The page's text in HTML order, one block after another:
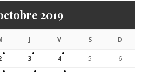
2019
J V S D
3 4 5 6